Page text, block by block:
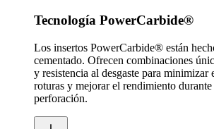
Tecnología PowerCarbide®
Los insertos PowerCarbide® están
cementado. Ofrecen combinaciones
y resistencia al desgaste para minimizar
roturas y mejorar el rendimiento durante
perforación.